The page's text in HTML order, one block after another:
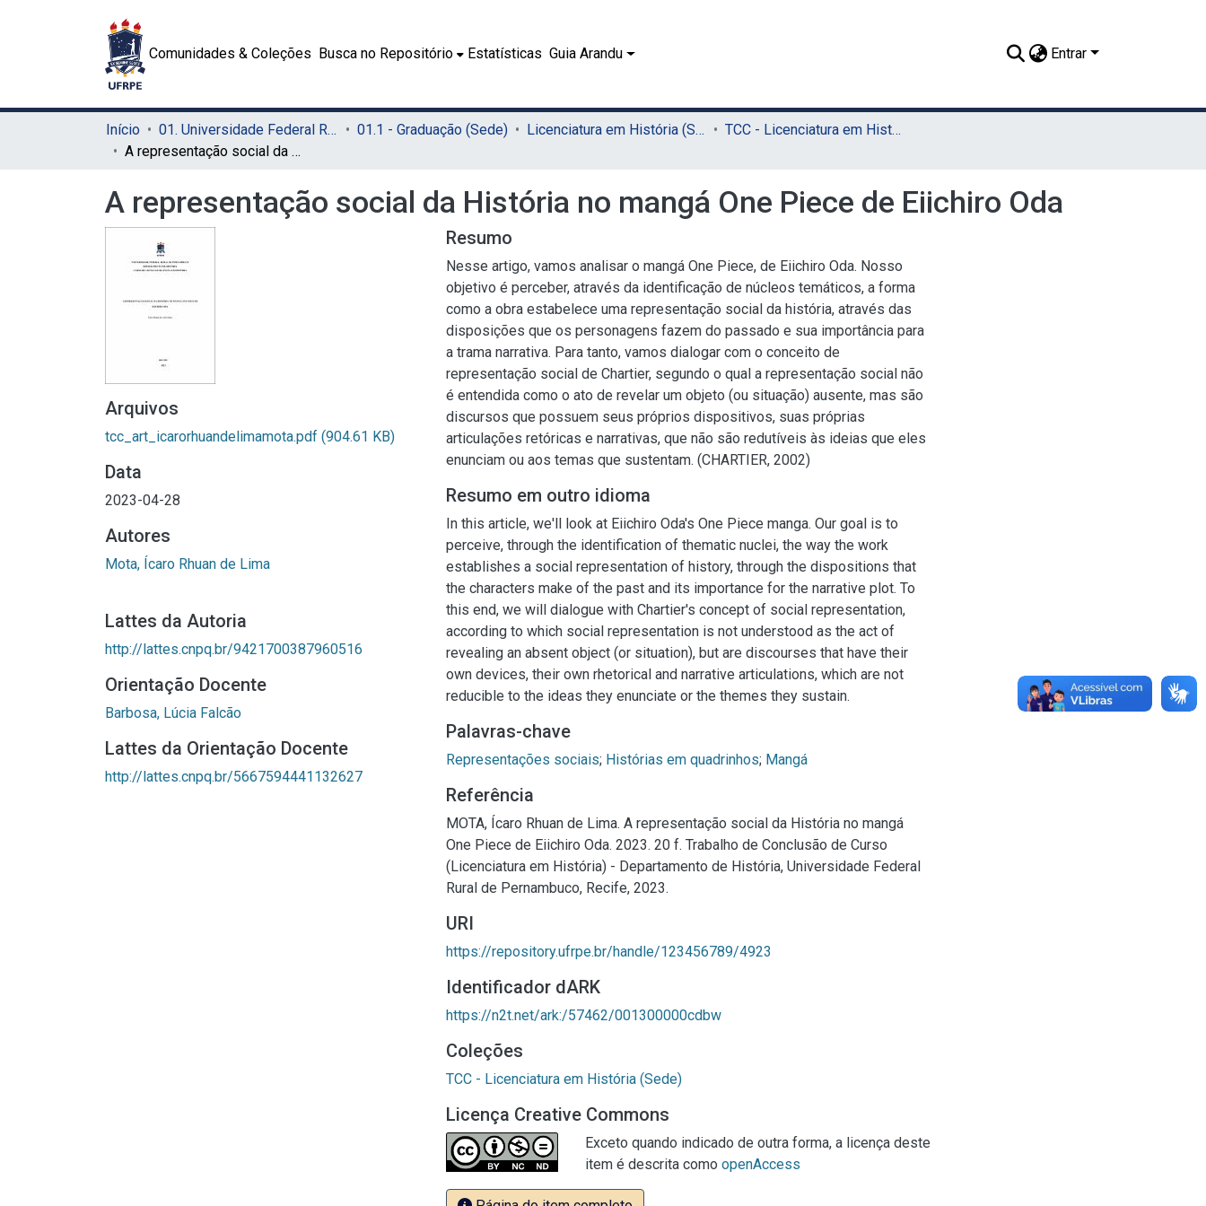
Comunidades & Coleções Busca no Repositório Estatísticas Guia Arandu Entrar
Início 01. Universidade Federal Rural de Pernambuco - UFRPE (Sede) 01.1 - Graduação (Sede) Licenciatura em História (Sede)
TCC - Licenciatura em História (Sede)
A representação social da História no mangá One Piece de Eiichiro Oda
A representação social da História no mangá One Piece de Eiichiro Oda
Arquivos
tcc_art_icarorhuandelimamota.pdf (904.61 KB)
Data
2023-04-28
Autores
Mota, Ícaro Rhuan de Lima
Lattes da Autoria
http://lattes.cnpq.br/9421700387960516
Orientação Docente
Barbosa, Lúcia Falcão
Lattes da Orientação Docente
http://lattes.cnpq.br/5667594441132627
Resumo
Nesse artigo, vamos analisar o mangá One Piece, de Eiichiro Oda. Nosso
objetivo é perceber, através da identificação de núcleos temáticos, a forma
como a obra estabelece uma representação social da história, através das
disposições que os personagens fazem do passado e sua importância para
a trama narrativa. Para tanto, vamos dialogar com o conceito de
representação social de Chartier, segundo o qual a representação social não
é entendida como o ato de revelar um objeto (ou situação) ausente, mas são
discursos que possuem seus próprios dispositivos, suas próprias
articulações retóricas e narrativas, que não são redutíveis às ideias que eles
enunciam ou aos temas que sustentam. (CHARTIER, 2002)
Resumo em outro idioma
In this article, we'll look at Eiichiro Oda's One Piece manga. Our goal is to
perceive, through the identification of thematic nuclei, the way the work
establishes a social representation of history, through the dispositions that
the characters make of the past and its importance for the narrative plot. To
this end, we will dialogue with Chartier's concept of social representation,
according to which social representation is not understood as the act of
revealing an absent object (or situation), but are discourses that have their
own devices, their own rhetorical and narrative articulations, which are not
reducible to the ideas they enunciate or the themes they sustain.
Palavras-chave
Representações sociais; Histórias em quadrinhos; Mangá
Referência
MOTA, Ícaro Rhuan de Lima. A representação social da História no mangá
One Piece de Eiichiro Oda. 2023. 20 f. Trabalho de Conclusão de Curso
(Licenciatura em História) - Departamento de História, Universidade Federal
Rural de Pernambuco, Recife, 2023.
URI
https://repository.ufrpe.br/handle/123456789/4923
Identificador dARK
https://n2t.net/ark:/57462/001300000cdbw
Coleções
TCC - Licenciatura em História (Sede)
Licença Creative Commons
Exceto quando indicado de outra forma, a licença deste
item é descrita como openAccess